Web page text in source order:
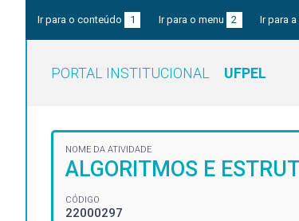
Ir para o conteúdo 1 Ir para o menu 2 Ir para
PORTAL INSTITUCIONAL UFPEL
NOME DA ATIVIDADE
ALGORITMOS E
CÓDIGO
22000297